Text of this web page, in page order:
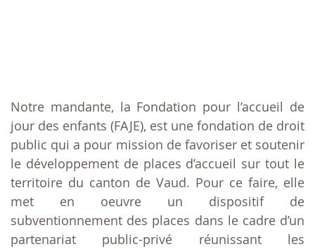
Notre mandante, la Fondation pour l’accueil de
jour des enfants (FAJE), est une fondation de droit
public qui a pour mission de favoriser et soutenir
le développement de places d’accueil sur tout le
territoire du canton de Vaud. Pour ce faire, elle
met en oeuvre un dispositif de
subventionnement des places dans le cadre d’un
partenariat public-privé réunissant les